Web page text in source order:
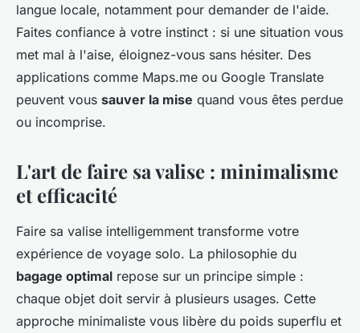
langue locale, notamment pour demander de l'aide.
Faites confiance à votre instinct : si une situation vous
met mal à l'aise, éloignez-vous sans hésiter. Des
applications comme Maps.me ou Google Translate
peuvent vous sauver la mise quand vous êtes perdue
ou incomprise.
L'art de faire sa valise : minimalisme
et efficacité
Faire sa valise intelligemment transforme votre
expérience de voyage solo. La philosophie du
bagage optimal repose sur un principe simple :
chaque objet doit servir à plusieurs usages. Cette
approche minimaliste vous libère du poids superflu et